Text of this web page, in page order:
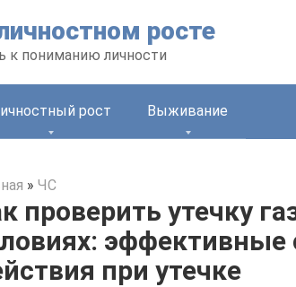
росте
к пониманию личности
рост Выживание
» ЧС
проверить утечку
эффективные
при утечке